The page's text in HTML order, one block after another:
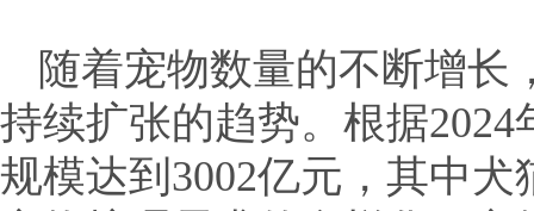
随着宠物数量的不断增长
持续扩张的趋势。根据
规模达到3002亿元，其中